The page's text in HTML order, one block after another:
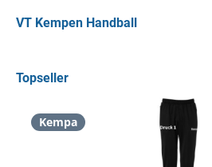
VT Kempen Handball
Topseller
Kempa